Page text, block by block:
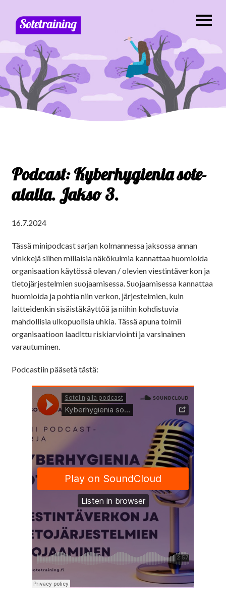
Podcast: Kyberhygienia sote-
alalla. Jakso 3.
16.7.2024
Tässä minipodcast sarjan kolmannessa jaksossa annan
vinkkejä siihen millaisia näkökulmia kannattaa huomioida
organisaation käytössä olevan / olevien viestintäverkon ja
tietojärjestelmien suojaamisessa. Suojaamisessa kannattaa
huomioida ja pohtia niin verkon, järjestelmien, kuin
laitteidenkin sisäistäkäyttöä ja niihin kohdistuvia
mahdollisia ulkopuolisia uhkia. Tässä apuna toimii
organisaatioon laadittu riskiarviointi ja varsinainen
varautuminen.
Podcastiin pääsetä tästä: